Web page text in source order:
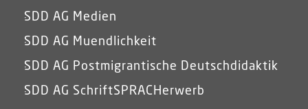
SDD AG Medien
SDD AG Muendlichkeit
SDD AG Postmigrantische Deutschdidaktik
SDD AG SchriftSPRACHerwerb